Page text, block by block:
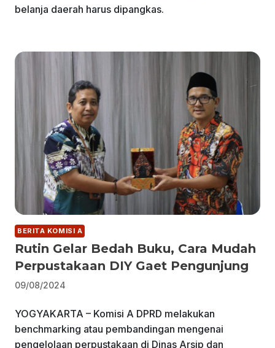
belanja daerah harus dipangkas.
BERITA KOMISI A
Rutin Gelar Bedah Buku, Cara Mudah
Perpustakaan DIY Gaet Pengunjung
09/08/2024
YOGYAKARTA – Komisi A DPRD melakukan
benchmarking atau pembandingan mengenai
pengelolaan perpustakaan di Dinas Arsip dan